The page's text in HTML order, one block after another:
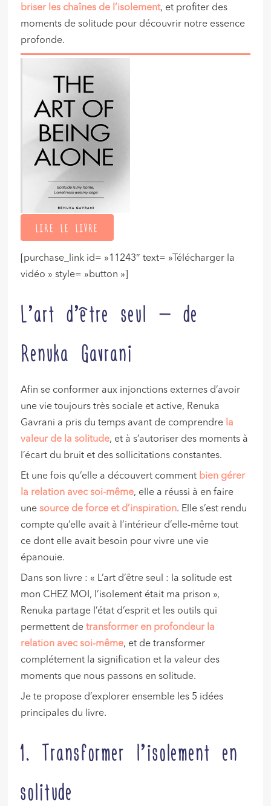
briser les chaînes de l’isolement, et profiter des
moments de solitude pour découvrir notre essence
profonde.
LIRE LE LIVRE
[purchase_link id= »11243″ text= »Télécharger la
vidéo » style= »button »]
L’art d’être seul – de
Renuka Gavrani
Afin se conformer aux injonctions externes d’avoir
une vie toujours très sociale et active, Renuka
Gavrani a pris du temps avant de comprendre la
valeur de la solitude, et à s’autoriser des moments à
l’écart du bruit et des sollicitations constantes.
Et une fois qu’elle a découvert comment bien gérer
la relation avec soi-même, elle a réussi à en faire
unesource de force et d’inspiration. Elle s’est rendu
compte qu’elle avait à l’intérieur d’elle-même tout
ce dont elle avait besoin pour vivre une vie
épanouie.
Dans son livre : « L’art d’être seul : la solitude est
mon CHEZ MOI, l’isolement était ma prison »,
Renuka partage l’état d’esprit et les outils qui
permettent detransformer en profondeur la
relation avec soi-même, et de transformer
complétement la signification et la valeur des
moments que nous passons en solitude.
Je te propose d’explorer ensemble les 5 idées
principales du livre.
1. Transformer l’isolement en
solitude